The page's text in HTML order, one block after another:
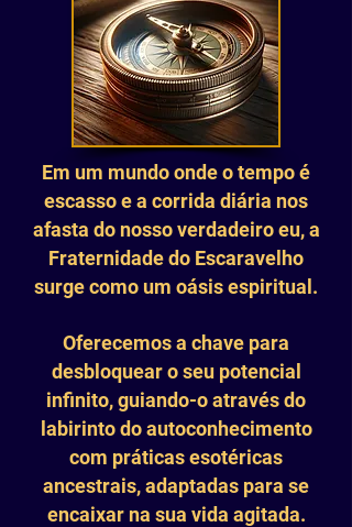
Em um mundo onde o tempo é
escasso e a corrida diária nos
afasta do nosso verdadeiro eu, a
Fraternidade do Escaravelho
surge como um oásis espiritual.
Oferecemos a chave para
desbloquear o seu potencial
infinito, guiando-o através do
labirinto do autoconhecimento
com práticas esotéricas
ancestrais, adaptadas para se
encaixar na sua vida agitada.